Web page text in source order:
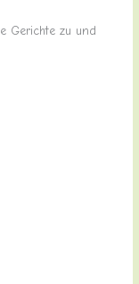
Gerichte zu und